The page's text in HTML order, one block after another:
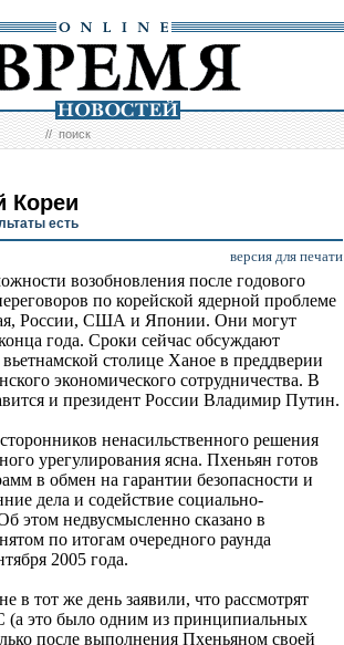
//поиск
Кореи
есть
версия для печати
возобновления после годового
по корейской ядерной проблеме
России, США и Японии. Они могут
года. Сроки сейчас обсуждают
столице Ханое в преддверии
экономического сотрудничества. В
и президент России Владимир Путин.
ненасильственного решения
урегулирования ясна. Пхеньян готов
в обмен на гарантии безопасности и
дела и содействие социально-
этом недвусмысленно сказано в
по итогам очередного раунда
2005 года.
в тот же день заявили, что рассмотрят
(а это было одним из принципиальных
после выполнения Пхеньяном своей